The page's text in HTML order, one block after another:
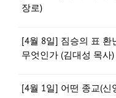
장로)
[4월 8일] 짐승의 표 환
무엇인가 (김대성 목사)
[4월 1일] 어떤 종교(신